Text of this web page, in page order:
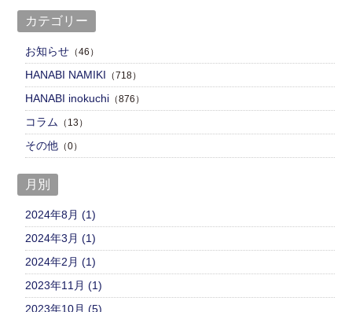
カテゴリー
お知らせ （46）
HANABI NAMIKI （718）
HANABI inokuchi （876）
コラム （13）
その他 （0）
月別
2024年8月 (1)
2024年3月 (1)
2024年2月 (1)
2023年11月 (1)
2023年10月 (5)